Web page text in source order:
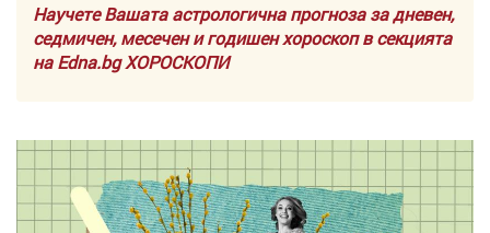
Научете Вашата астрологична прогноза за дневен,
седмичен, месечен и годишен хороскоп в секцията
на Edna.bg ХОРОСКОПИ